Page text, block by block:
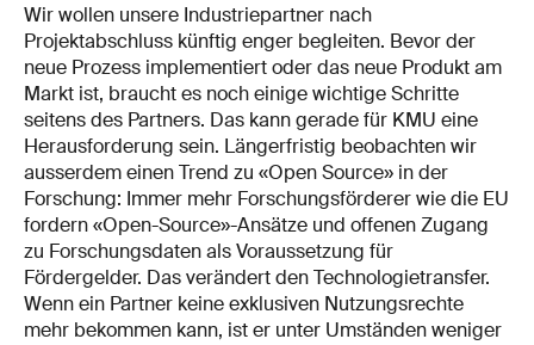
Wir wollen unsere Industriepartner nach
Projektabschluss künftig enger begleiten. Bevor der
neue Prozess implementiert oder das neue Produkt am
Markt ist, braucht es noch einige wichtige Schritte
seitens des Partners. Das kann gerade für KMU eine
Herausforderung sein. Längerfristig beobachten wir
ausserdem einen Trend zu «Open Source» in der
Forschung: Immer mehr Forschungsförderer wie die EU
fordern «Open-Source»-Ansätze und offenen Zugang
zu Forschungsdaten als Voraussetzung für
Fördergelder. Das verändert den Technologietransfer.
Wenn ein Partner keine exklusiven Nutzungsrechte
mehr bekommen kann, ist er unter Umständen weniger